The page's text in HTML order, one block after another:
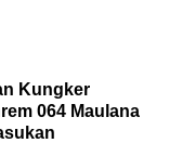
Kungker
064 Maulana